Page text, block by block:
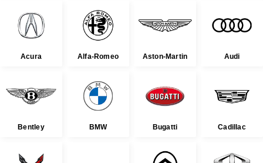
Acura Alfa-Romeo Aston-Martin Audi
Bentley BMW Bugatti Cadillac